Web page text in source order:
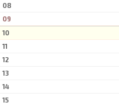
08
09
10
11
12
13
14
15